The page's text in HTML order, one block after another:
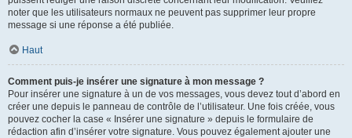
noter que les utilisateurs normaux ne peuvent pas supprimer leur propre
message si une réponse a été publiée.
Haut
Comment puis-je insérer une signature à mon message ?
Pour insérer une signature à un de vos messages, vous devez tout d’abord en
créer une depuis le panneau de contrôle de l’utilisateur. Une fois créée, vous
pouvez cocher la case « Insérer une signature » depuis le formulaire de
rédaction afin d’insérer votre signature. Vous pouvez également ajouter une